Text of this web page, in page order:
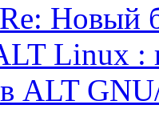
Новый
Linux :
ALT